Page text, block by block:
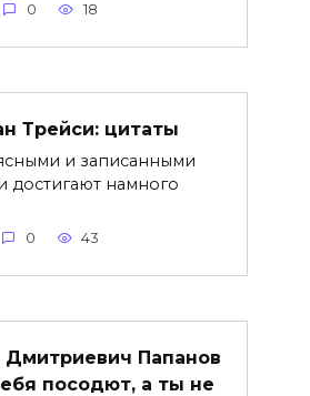
0 18
Трейси: цитаты
и записанными
достигают намного
0 43
Папанов
посодют, а ты не